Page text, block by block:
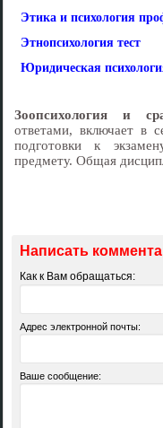
Этика и психология
Этнопсихология тест
Юридическая
Зоопсихология и
ответами, включает в
подготовки к
предмету. Общая
Написать
Как к Вам обращаться:
Адрес электронной почты:
Ваше сообщение: